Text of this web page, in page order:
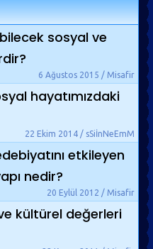
sosyal ve
6 Ağustos 2015 / Misafir
hayatımızdaki
22 Ekim 2014 / sSiİnNeEmM
etkileyen
nedir?
20 Eylül 2012 / Misafir
kültürel değerleri